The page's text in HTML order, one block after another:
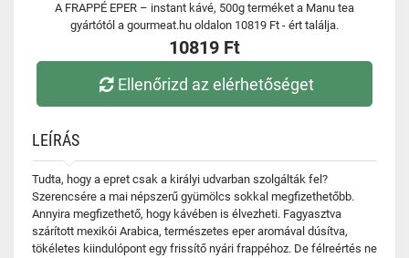
A FRAPPÉ EPER – instant kávé, 500g terméket a Manu tea
gyártótól a gourmeat.hu oldalon 10819 Ft - ért találja.
10819 Ft
Ellenőrizd az elérhetőséget
LEÍRÁS
Tudta, hogy a epret csak a királyi udvarban szolgálták fel?
Szerencsére a mai népszerű gyümölcs sokkal megfizethetőbb.
Annyira megfizethető, hogy kávében is élvezheti. Fagyasztva
szárított mexikói Arabica, természetes eper aromával dúsítva,
tökéletes kiindulópont egy frissítő nyári frappéhoz. De félreértés ne